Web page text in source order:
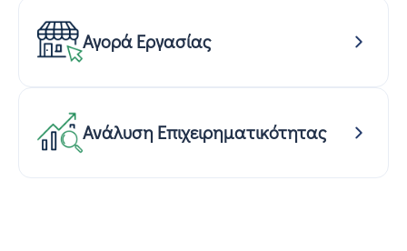
Αγορά Εργασίας
Ανάλυση Επιχειρηματικότητας